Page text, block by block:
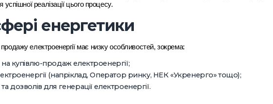
реалізації цього процесу.
енергетики
електроенергії має низку особливостей, зокрема:
купівлю-продаж електроенергії;
(напріклад, Оператор ринку, НЕК «Укренерго» тощо);
дозволів для генерації електроенергії.